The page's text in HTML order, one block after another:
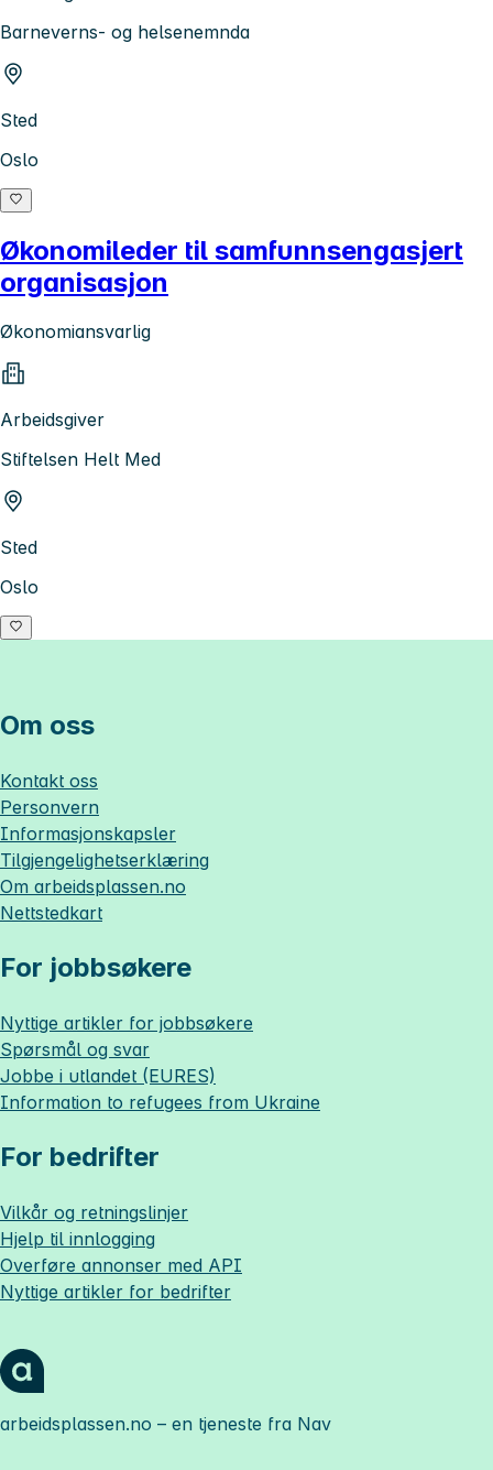
Barneverns- og helsenemnda
Sted
Oslo
Økonomileder til samfunnsengasjert
organisasjon
Økonomiansvarlig
Arbeidsgiver
Stiftelsen Helt Med
Sted
Oslo
Om oss
Kontakt oss
Personvern
Informasjonskapsler
Tilgjengelighetserklæring
Om arbeidsplassen.no
Nettstedkart
For jobbsøkere
Nyttige artikler for jobbsøkere
Spørsmål og svar
Jobbe i utlandet (EURES)
Information to refugees from Ukraine
For bedrifter
Vilkår og retningslinjer
Hjelp til innlogging
Overføre annonser med API
Nyttige artikler for bedrifter
arbeidsplassen.no – en tjeneste fra Nav